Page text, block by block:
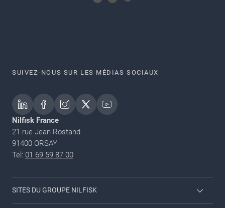
SUIVEZ-NOUS SUR LES MÉDIAS SOCIAUX
Nilfisk France
21 rue Jean Rostand
91400 ORSAY
Tel: 01 69 59 87 00
SITES DU GROUPE NILFISK